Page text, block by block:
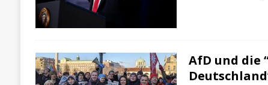
AfD und die